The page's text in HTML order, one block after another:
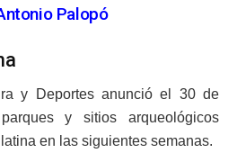
Palopó
y Deportes anunció el 30 de
y sitios arqueológicos
en las siguientes semanas.